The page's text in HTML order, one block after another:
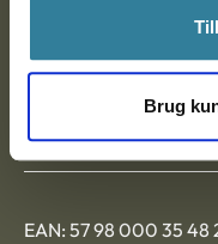
Brug
Ankestyrelsen
Ankestyrelsen
EAN: 57 98 000 35 48